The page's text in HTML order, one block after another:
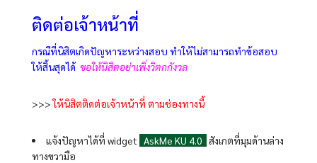
ติดต่อเจ้าหน้าที่
กรณีที่นิสิตเกิดปัญหาระหว่างสอบ ทำให้ไม่สามารถทำข้อสอบ
ให้สิ้นสุดได้ ขอให้นิสิตอย่าเพิ่งวิตกกังวล
>>>ให้นิสิตติดต่อเจ้าหน้าที่ ตามช่องทางนี้
แจ้งปัญหาได้ที่ widget AskMe KU 4.0 สังเกตที่มุมด้านล่าง
ทางขวามือ